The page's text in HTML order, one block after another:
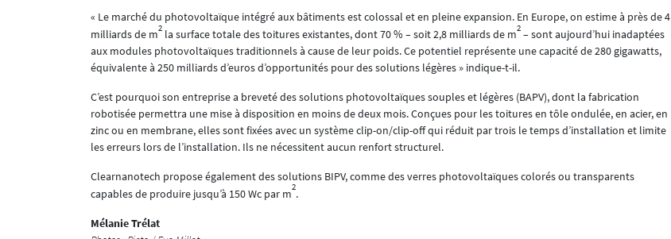
« Le marché du photovoltaïque intégré aux bâtiments est colossal et en pleine expansion. En Europe, on estime à près de 4
milliards de m2 la surface totale des toitures existantes, dont 70 % – soit 2,8 milliards de m2 – sont aujourd’hui inadaptées
aux modules photovoltaïques traditionnels à cause de leur poids. Ce potentiel représente une capacité de 280 gigawatts,
équivalente à 250 milliards d’euros d’opportunités pour des solutions légères » indique-t-il.
C’est pourquoi son entreprise a breveté des solutions photovoltaïques souples et légères (BAPV), dont la fabrication
robotisée permettra une mise à disposition en moins de deux mois. Conçues pour les toitures en tôle ondulée, en acier, en
zinc ou en membrane, elles sont fixées avec un système clip-on/clip-off qui réduit par trois le temps d’installation et limite
les erreurs lors de l’installation. Ils ne nécessitent aucun renfort structurel.
Clearnanotech propose également des solutions BIPV, comme des verres photovoltaïques colorés ou transparents
capables de produire jusqu’à 150 Wc par m2.
Mélanie Trélat